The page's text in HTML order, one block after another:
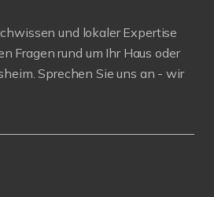
und lokaler Expertise
Fragen rund um Ihr Haus oder
Sprechen Sie uns an - wir